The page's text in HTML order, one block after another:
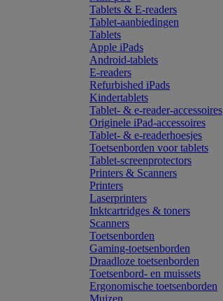
Tablets & E-readers
Tablet-aanbiedingen
Tablets
Apple iPads
Android-tablets
E-readers
Refurbished iPads
Kindertablets
Tablet- & e-reader-accessoires
Originele iPad-accessoires
Tablet- & e-readerhoesjes
Toetsenborden voor tablets
Tablet-screenprotectors
Printers & Scanners
Printers
Laserprinters
Inktcartridges & toners
Scanners
Toetsenborden
Gaming-toetsenborden
Draadloze toetsenborden
Toetsenbord- en muissets
Ergonomische toetsenborden